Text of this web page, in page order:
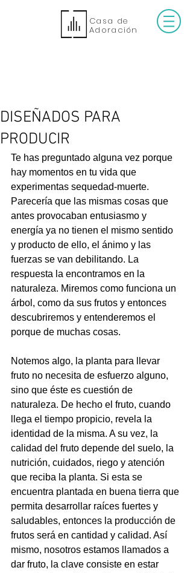
Casa de
Adoración
DISEÑADOS PARA
PRODUCIR
Te has preguntado alguna vez porque
hay momentos en tu vida que
experimentas sequedad-muerte.
Parecería que las mismas cosas que
antes provocaban entusiasmo y
energía ya no tienen el mismo sentido
y producto de ello, el ánimo y las
fuerzas se van debilitando. La
respuesta la encontramos en la
naturaleza. Miremos como funciona un
árbol, como da sus frutos y entonces
descubriremos y entenderemos el
porque de muchas cosas.
Notemos algo, la planta para llevar
fruto no necesita de esfuerzo alguno,
sino que éste es cuestión de
naturaleza. De hecho el fruto, cuando
llega el tiempo propicio, revela la
identidad de la misma. A su vez, la
calidad del fruto depende del suelo, la
nutrición, cuidados, riego y atención
que reciba la planta. Si esta se
encuentra plantada en buena tierra que
permita desarrollar raíces fuertes y
saludables, entonces la producción de
frutos será en cantidad y calidad. Así
mismo, nosotros estamos llamados a
dar fruto, la clave consiste en estar